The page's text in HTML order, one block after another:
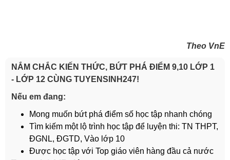
Theo VnE
NẮM CHẮC KIẾN THỨC, BỨT PHÁ ĐIỂM 9,10 LỚP 1
- LỚP 12 CÙNG TUYENSINH247!
Nếu em đang:
Mong muốn bứt phá điểm số học tập nhanh chóng
Tìm kiếm một lộ trình học tập để luyện thi: TN THPT,
ĐGNL, ĐGTD, Vào lớp 10
Được học tập với Top giáo viên hàng đầu cả nước